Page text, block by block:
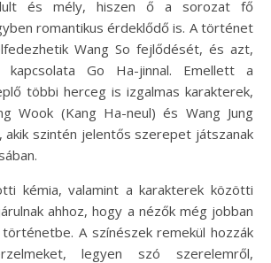
és mély, hiszen ő a sorozat fő
romantikus érdeklődő is. A történet
Wang So fejlődését, és azt,
kapcsolata Go Ha-jinnal. Emellett a
többi herceg is izgalmas karakterek,
Wook (Kang Ha-neul) és Wang Jung
akik szintén jelentős szerepet játszanak
kémia, valamint a karakterek közötti
ahhoz, hogy a nézők még jobban
A színészek remekül hozzák
legyen szó szerelemről,